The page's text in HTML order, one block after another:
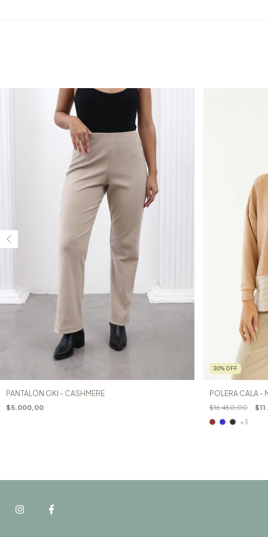
PANTALÓN OKI - CASHMERE
$5.000,00
30% OFF
POLERA CALA -
$16.450,00
+3